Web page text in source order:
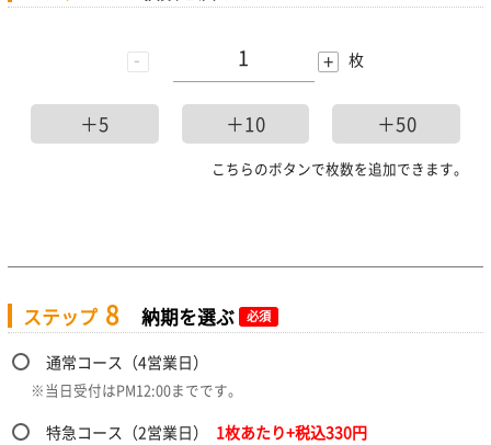
- + 枚
＋5 ＋10 ＋50
こちらのボタンで枚数を追加できます。
ステップ 8 納期を選ぶ 必須
通常コース（4営業日）
※当日受付はPM12:00までです。
特急コース（2営業日） 1枚あたり+税込330円